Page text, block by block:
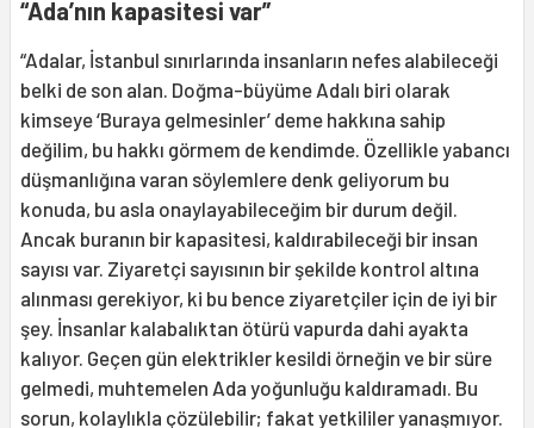
“Ada’nın kapasitesi var”
“Adalar, İstanbul sınırlarında insanların nefes alabileceği
belki de son alan. Doğma-büyüme Adalı biri olarak
kimseye ‘Buraya gelmesinler’ deme hakkına sahip
değilim, bu hakkı görmem de kendimde. Özellikle yabancı
düşmanlığına varan söylemlere denk geliyorum bu
konuda, bu asla onaylayabileceğim bir durum değil.
Ancak buranın bir kapasitesi, kaldırabileceği bir insan
sayısı var. Ziyaretçi sayısının bir şekilde kontrol altına
alınması gerekiyor, ki bu bence ziyaretçiler için de iyi bir
şey. İnsanlar kalabalıktan ötürü vapurda dahi ayakta
kalıyor. Geçen gün elektrikler kesildi örneğin ve bir süre
gelmedi, muhtemelen Ada yoğunluğu kaldıramadı. Bu
sorun, kolaylıkla çözülebilir; fakat yetkililer yanaşmıyor.